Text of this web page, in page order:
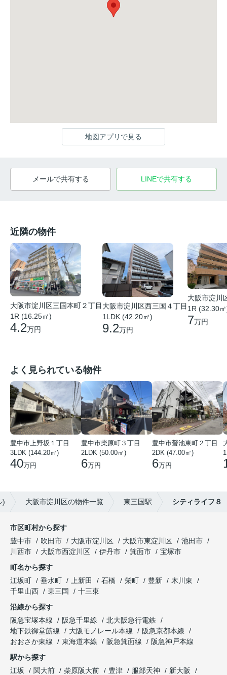
地図アプリで見る
メールで共有する LINEで共有する
近隣の物件
大阪市淀川区三国本町２丁目
1R (16.25㎡)
4.2万円
大阪市淀川区西三国４丁目
1LDK (42.20㎡)
9.2万円
大阪市淀川
1R (32.30
7万円
よく見られている物件
豊中市上野坂１丁目
3LDK (144.20㎡)
40万円
豊中市柴原町３丁目
2LDK (50.00㎡)
6万円
豊中市螢池東町２丁目
2DK (47.00㎡)
6万円
) 大阪市淀川区の物件一覧 東三国駅 シティライフ８
市区町村から探す
豊中市
吹田市 大阪市淀川区 大阪市東淀川区
池田市
川西市
大阪市西淀川区 伊丹市 箕面市
宝塚市
町名から探す
江坂町
垂水町 上新田 石橋 栄町 豊新
木川東
千里山西
東三国
十三東
沿線から探す
阪急宝塚本線
阪急千里線
北大阪急行電鉄
地下鉄御堂筋線
大阪モノレール本線
阪急京都本線
おおさか東線
東海道本線 阪急箕面線
阪急神戸本線
駅から探す
江坂
関大前 柴原阪大前 豊津 服部天神
新大阪